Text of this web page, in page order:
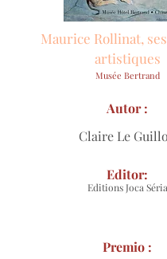
Maurice Rollinat,
artistiques
Musée Bertrand
Claire Le
Autor :
Editions Joca Séria
Editor:
Premio :